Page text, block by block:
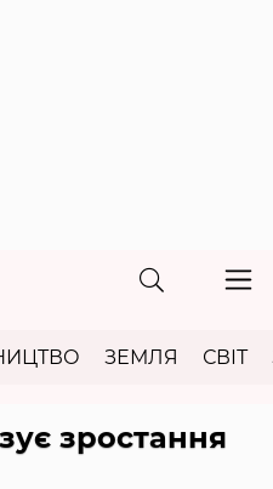
ЗЕМЛЯ СВІТ
зростання